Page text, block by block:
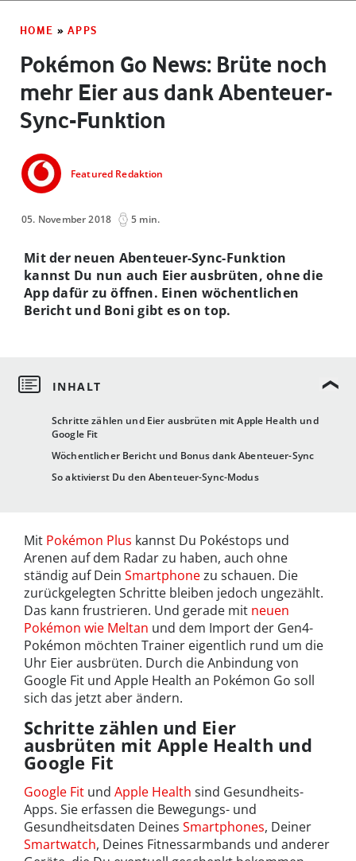
HOME » APPS
Pokémon Go News: Brüte noch
mehr Eier aus dank Abenteuer-
Sync-Funktion
Featured Redaktion
05. November 2018 5 min.
Schritte zählen und Eier ausbrüten mit Apple Health und
Google Fit
Wöchentlicher Bericht und Bonus dank Abenteuer-Sync
So aktivierst Du den Abenteuer-Sync-Modus
Mit der neuen Abenteuer-Sync-Funktion
kannst Du nun auch Eier ausbrüten, ohne die
App dafür zu öffnen. Einen wöchentlichen
Bericht und Boni gibt es on top.
Mit Pokémon Plus kannst Du Pokéstops und
Arenen auf dem Radar zu haben, auch ohne
ständig auf Dein Smartphonezu schauen. Die
zurückgelegten Schritte bleiben jedoch ungezählt.
Das kann frustrieren. Und gerade mit neuen
Pokémon wie Meltan und dem Import der Gen4-
Pokémon möchten Trainer eigentlich rund um die
Uhr Eier ausbrüten. Durch die Anbindung von
Google Fit und Apple Health an Pokémon Go soll
sich das jetzt aber ändern.
Schritte zählen und Eier
ausbrüten mit Apple Health und
Google Fit
Google Fit und Apple Health sind Gesundheits-
Apps. Sie erfassen die Bewegungs- und
Gesundheitsdaten Deines Smartphones, Deiner
Smartwatch, Deines Fitnessarmbands und anderer